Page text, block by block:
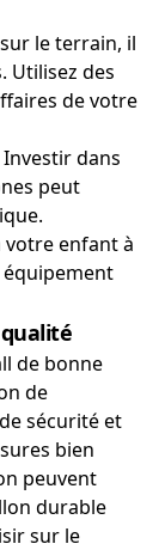
le terrain, il
Utilisez des
de votre
Investir dans
peut
votre enfant à
de bonne
de
sécurité et
bien
peuvent
durable
sur le